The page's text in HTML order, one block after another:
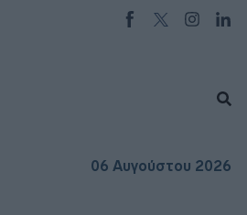
06 Αυγούστου 2026